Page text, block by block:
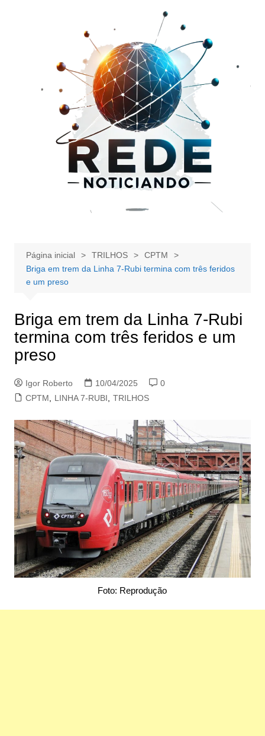
Página inicial TRILHOS
CPTM
Briga em trem da Linha 7-Rubi termina com três feridos
e um preso
Briga em trem da Linha 7-Rubi
termina com três feridos e um
preso
Igor Roberto 10/04/2025
0
CPTM
LINHA 7-RUBI TRILHOS
Foto: Reprodução